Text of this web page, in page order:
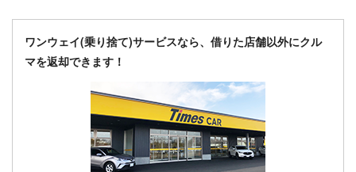
ワンウェイ(乗り捨て)サービスなら、借りた店舗以外にクル
マを返却できます！